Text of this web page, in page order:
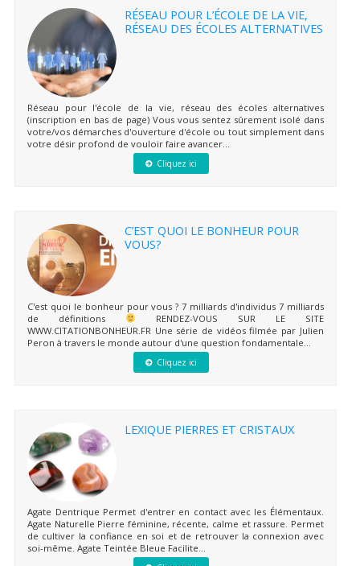
RÉSEAU POUR L’ÉCOLE DE LA VIE,
RÉSEAU DES ÉCOLES ALTERNATIVES
Réseau pour l'école de la vie, réseau des écoles alternatives
(inscription en bas de page) Vous vous sentez sûrement isolé dans
votre/vos démarches d'ouverture d'école ou tout simplement dans
votre désir profond de vouloir faire avancer...
Cliquez ici
C’EST QUOI LE BONHEUR POUR
VOUS?
C'est quoi le bonheur pour vous ? 7 milliards d'individus 7 milliards
de définitions
RENDEZ-VOUS SUR LE SITE
WWW.CITATIONBONHEUR.FR Une série de vidéos filmée par Julien
Peron à travers le monde autour d'une question fondamentale...
Cliquez ici
LEXIQUE PIERRES ET CRISTAUX
Agate Dentrique Permet d'entrer en contact avec les Élémentaux.
Agate Naturelle Pierre féminine, récente, calme et rassure. Permet
de cultiver la confiance en soi et de retrouver la connexion avec
soi-même. Agate Teintée Bleue Facilite...